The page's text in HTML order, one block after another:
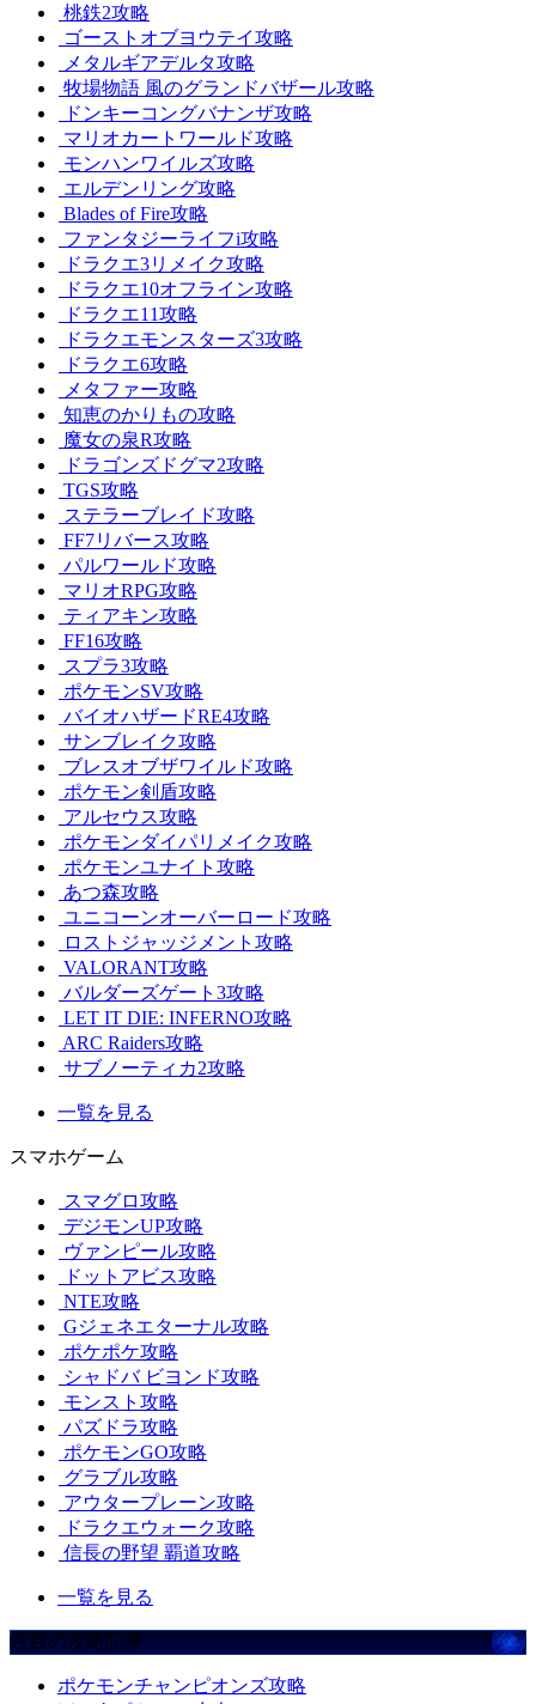
桃鉄2攻略
ゴーストオブヨウテイ攻略
メタルギアデルタ攻略
牧場物語 風のグランドバザール攻略
ドンキーコングバナンザ攻略
マリオカートワールド攻略
モンハンワイルズ攻略
エルデンリング攻略
Blades of Fire攻略
ファンタジーライフi攻略
ドラクエ3リメイク攻略
ドラクエ10オフライン攻略
ドラクエ11攻略
ドラクエモンスターズ3攻略
ドラクエ6攻略
メタファー攻略
知恵のかりもの攻略
魔女の泉R攻略
ドラゴンズドグマ2攻略
TGS攻略
ステラーブレイド攻略
FF7リバース攻略
パルワールド攻略
マリオRPG攻略
ティアキン攻略
FF16攻略
スプラ3攻略
ポケモンSV攻略
バイオハザードRE4攻略
サンブレイク攻略
ブレスオブザワイルド攻略
ポケモン剣盾攻略
アルセウス攻略
ポケモンダイパリメイク攻略
ポケモンユナイト攻略
あつ森攻略
ユニコーンオーバーロード攻略
ロストジャッジメント攻略
VALORANT攻略
バルダーズゲート3攻略
LET IT DIE: INFERNO攻略
ARC Raiders攻略
サブノーティカ2攻略
一覧を見る
スマホゲーム
スマグロ攻略
デジモンUP攻略
ヴァンピール攻略
ドットアビス攻略
NTE攻略
Gジェネエターナル攻略
ポケポケ攻略
シャドバ ビヨンド攻略
モンスト攻略
パズドラ攻略
ポケモンGO攻略
グラブル攻略
アウタープレーン攻略
ドラクエウォーク攻略
信長の野望 覇道攻略
一覧を見る
注目の攻略記事
ポケモンチャンピオンズ攻略